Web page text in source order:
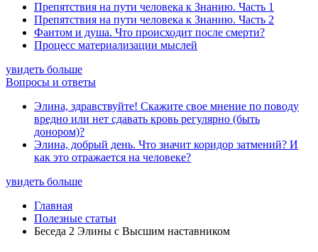
Препятствия на пути человека к Знанию. Часть 1
Препятствия на пути человека к Знанию. Часть 2
Фантом и душа. Что происходит после смерти?
Процесс материализации мыслей
увидеть больше
Вопросы и ответы
Элина, здравствуйте! Скажите свое мнение по поводу
вредно или нет сдавать кровь регулярно (быть
донором)?
Элина, добрый день. Что значит коридор затмений? И
как это отражается на человеке?
увидеть больше
Главная
Полезные статьи
Беседа 2 Элины с Высшим наставником